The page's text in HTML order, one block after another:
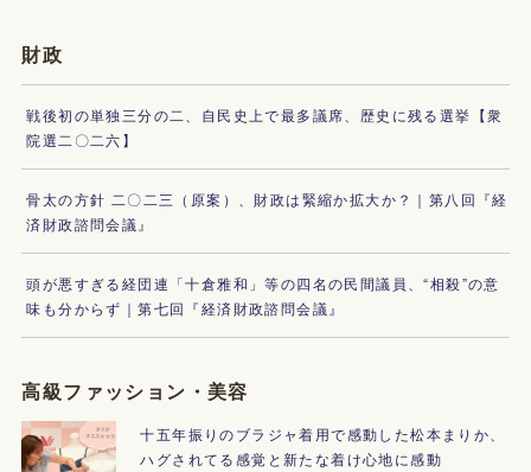
財政
戦後初の単独三分の二、自民史上で最多議席、歴史に残る選挙【衆
院選二〇二六】
骨太の方針 二〇二三（原案）、財政は緊縮か拡大か？｜第八回『経
済財政諮問会議』
頭が悪すぎる経団連「十倉雅和」等の四名の民間議員、“相殺”の意
味も分からず｜第七回『経済財政諮問会議』
高級ファッション・美容
十五年振りのブラジャ着用で感動した松本まりか、
ハグされてる感覚と新たな着け心地に感動